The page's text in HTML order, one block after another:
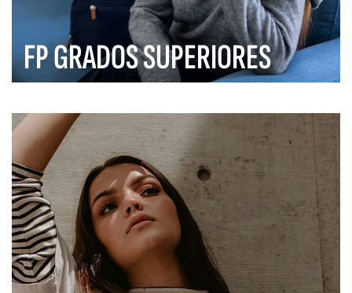
FP GRADOS SUPERIORES